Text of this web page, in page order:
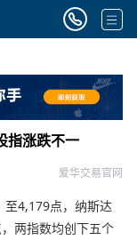
指涨跌不一
爱华交易官网
至4,179点，纳斯达
两指数均创下五个